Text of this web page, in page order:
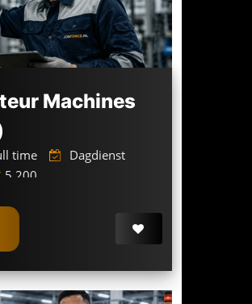
Machines
time
Dagdienst
5.200